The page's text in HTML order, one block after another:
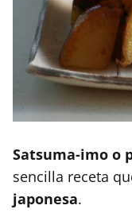
Satsuma-imo o
sencilla receta
japonesa.